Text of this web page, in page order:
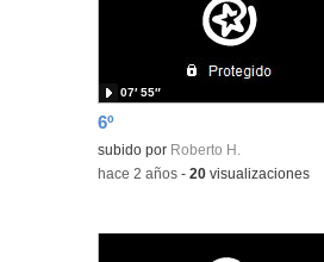
6º
subido por Roberto H.
07′ 55″
-hace 2 años -20 visualizaciones